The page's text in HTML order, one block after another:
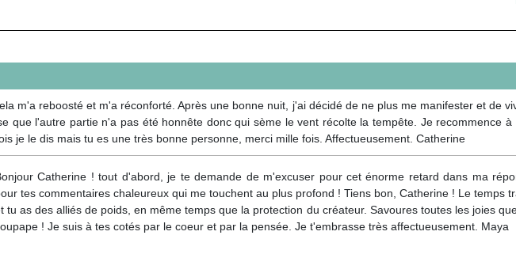
m'a reboosté et m'a réconforté. Après une bonne nuit, j'ai décidé de ne plus me manifester et de
que l'autre partie n'a pas été honnête donc qui sème le vent récolte la tempête. Je recommence
je le dis mais tu es une très bonne personne, merci mille fois. Affectueusement. Catherine
Catherine ! tout d'abord, je te demande de m'excuser pour cet énorme retard dans ma
tes commentaires chaleureux qui me touchent au plus profond ! Tiens bon, Catherine ! Le temps
tu as des alliés de poids, en même temps que la protection du créateur. Savoures toutes les joies
! Je suis à tes cotés par le coeur et par la pensée. Je t'embrasse très affectueusement. Maya